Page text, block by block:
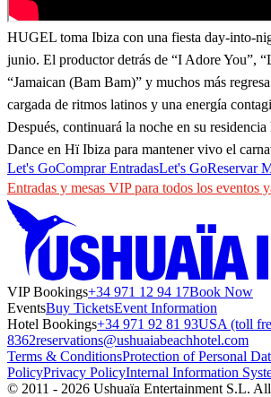
HUGEL toma Ibiza con una fiesta day-into-
junio. El productor detrás de “I Adore You”,
“Jamaican (Bam Bam)” y muchos más
cargada de ritmos latinos y una energía
Después, continuará la noche en su
Dance en Hï Ibiza para mantener vivo el
Let's GoComprar EntradasLet's GoReservar
Entradas y mesas VIP para todos los eventos
VIP Bookings+34 971 12 94 17Book Now
EventsBuy TicketsEvent Information
Hotel Bookings+34 971 92 81 93USA (toll
8362reservations@ushuaiabeachhotel.com
Terms & ConditionsProtection of Personal
PolicyPrivacy PolicyInternal Information
© 2011 - 2026 Ushuaïa Entertainment S.L.